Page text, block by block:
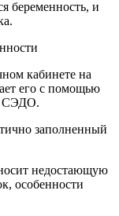
беременность, и
кабинете на
его с помощью
СЭДО.
заполненный
недостающую
особенности